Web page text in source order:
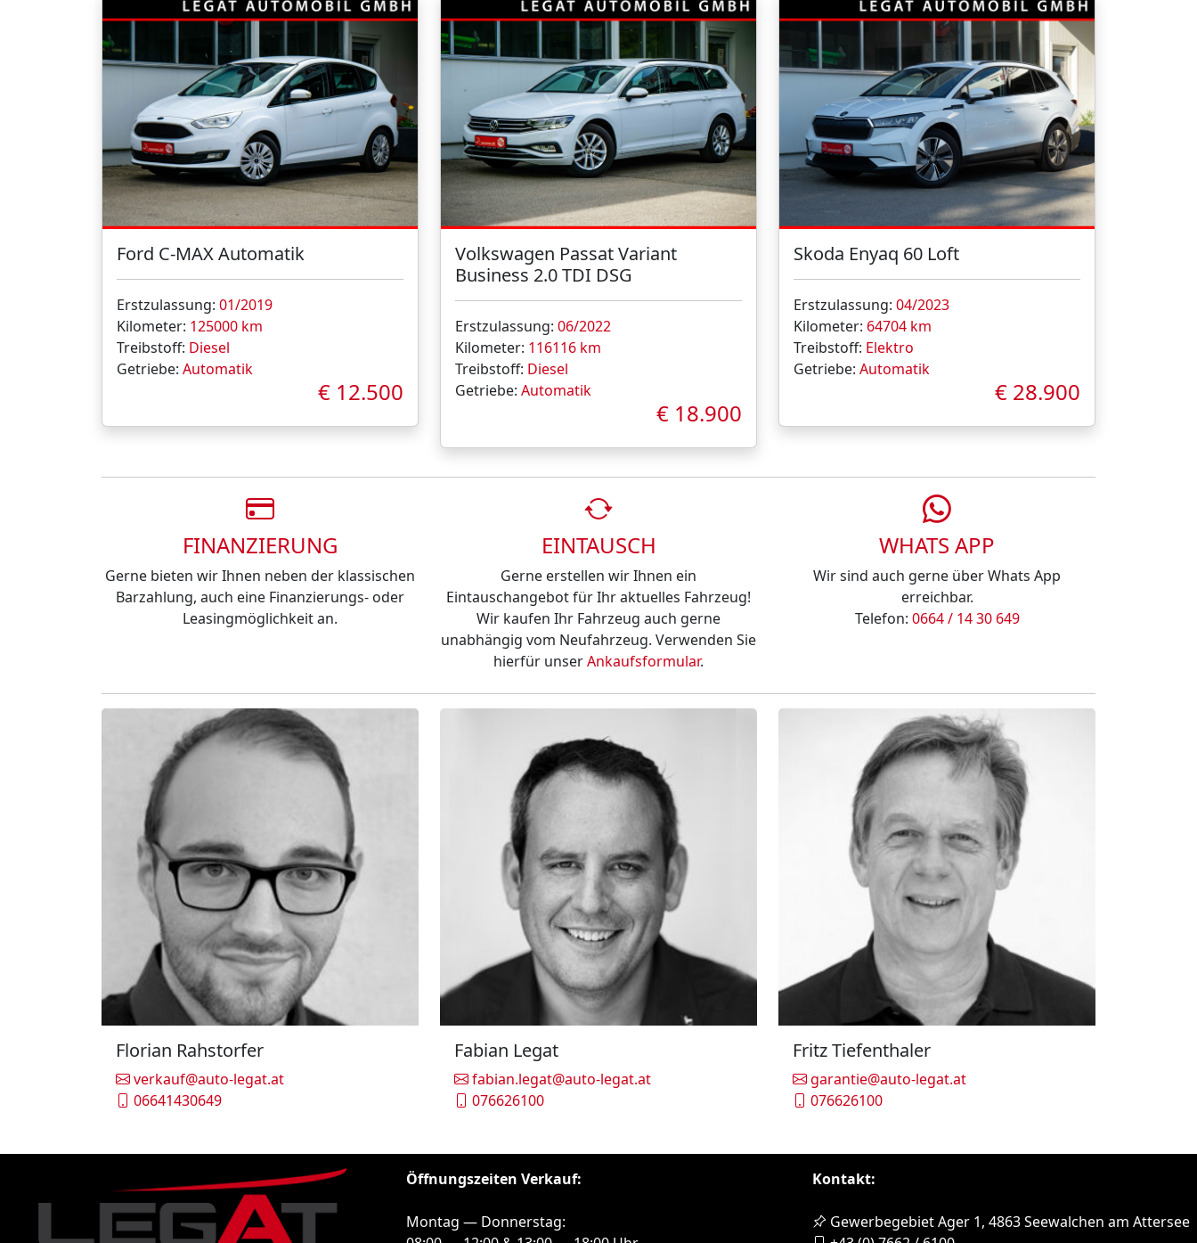
Ford C-MAX Automatik
Erstzulassung: 01/2019
Kilometer: 125000 km
Treibstoff: Diesel
Getriebe: Automatik
€ 12.500
Volkswagen Passat Variant
Business 2.0 TDI DSG
Erstzulassung: 06/2022
Kilometer: 116116 km
Treibstoff: Diesel
Getriebe: Automatik
€ 18.900
Skoda Enyaq 60 Loft
Erstzulassung: 04/2023
Kilometer: 64704 km
Treibstoff: Elektro
Getriebe: Automatik
€ 28.900
FINANZIERUNG
Gerne bieten wir Ihnen neben der klassischen
Barzahlung, auch eine Finanzierungs- oder
Leasingmöglichkeit an.
EINTAUSCH
Gerne erstellen wir Ihnen ein
Eintauschangebot für Ihr aktuelles Fahrzeug!
Wir kaufen Ihr Fahrzeug auch gerne
unabhängig vom Neufahrzeug. Verwenden Sie
hierfür unserAnkaufsformular.
WHATS APP
Wir sind auch gerne über Whats App
erreichbar.
Telefon: 0664 / 14 30 649
Florian Rahstorfer
verkauf@auto-legat.at
06641430649
Fabian Legat
fabian.legat@auto-legat.at
076626100
Fritz Tiefenthaler
garantie@auto-legat.at
076626100
Öffnungszeiten Verkauf:
Montag — Donnerstag:
Kontakt:
Gewerbegebiet Ager 1, 4863 Seewalchen am Attersee